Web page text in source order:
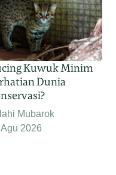
Kuwuk Minim
Dunia
Mubarok
2026